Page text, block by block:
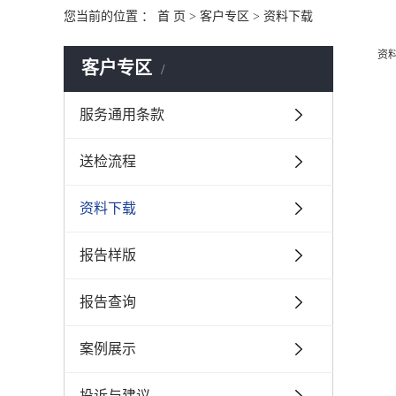
您当前的位置 ： 首 页 > 客户专区 > 资料下载
客户专区
服务通用条款
送检流程
资料下载
报告样版
报告查询
案例展示
资